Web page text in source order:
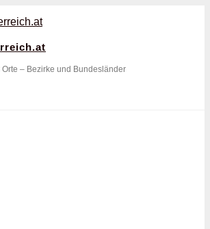
Orte – Bezirke und Bundesländer